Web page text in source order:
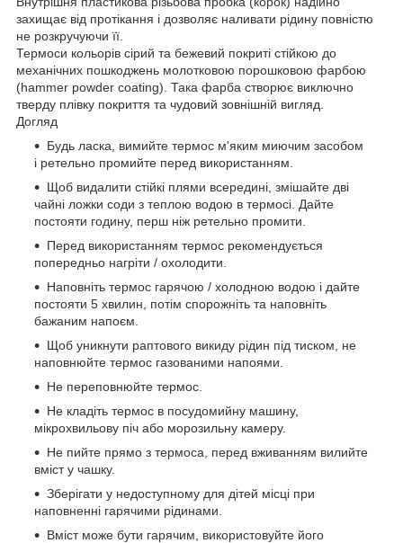
захищає від протікання і дозволяє наливати рідину повністю
не розкручуючи її.
Термоси кольорів сірий та бежевий покриті стійкою до
механічних пошкоджень молотковою порошковою фарбою
(hammer powder coating). Така фарба створює виключно
тверду плівку покриття та чудовий зовнішній вигляд.
Догляд
Будь ласка, вимийте термос м'яким миючим засобом
і ретельно промийте перед використанням.
Щоб видалити стійкі плями всередині, змішайте дві
чайні ложки соди з теплою водою в термосі. Дайте
постояти годину, перш ніж ретельно промити.
Перед використанням термос рекомендується
попередньо нагріти / охолодити.
Наповніть термос гарячою / холодною водою і дайте
постояти 5 хвилин, потім спорожніть та наповніть
бажаним напоєм.
Щоб уникнути раптового викиду рідин під тиском, не
наповнюйте термос газованими напоями.
Не переповнюйте термос.
Не кладіть термос в посудомийну машину,
мікрохвильову піч або морозильну камеру.
Не пийте прямо з термоса, перед вживанням вилийте
вміст у чашку.
Зберігати у недоступному для дітей місці при
наповненні гарячими рідинами.
Вміст може бути гарячим, використовуйте його